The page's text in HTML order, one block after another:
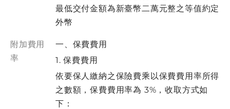
最低交付金額為新臺幣二萬元整之等值約定
外幣
附加費用
率
一、保費費用
1. 保費費用
依要保人繳納之保險費乘以保費費用率所得
之數額，保費費用率為 3%，收取方式如
下：